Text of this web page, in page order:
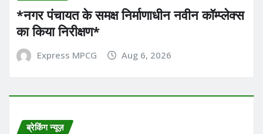
*नगर पंचायत के समक्ष निर्माणाधीन नवीन कॉम्प्लेक्स
का किया निरीक्षण*
Express MPCG Aug 6, 2026
ब्रेकिंग न्यूज़